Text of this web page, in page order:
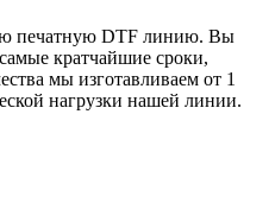
печатную DTF линию. Вы
кратчайшие сроки,
мы изготавливаем от 1
нагрузки нашей линии.